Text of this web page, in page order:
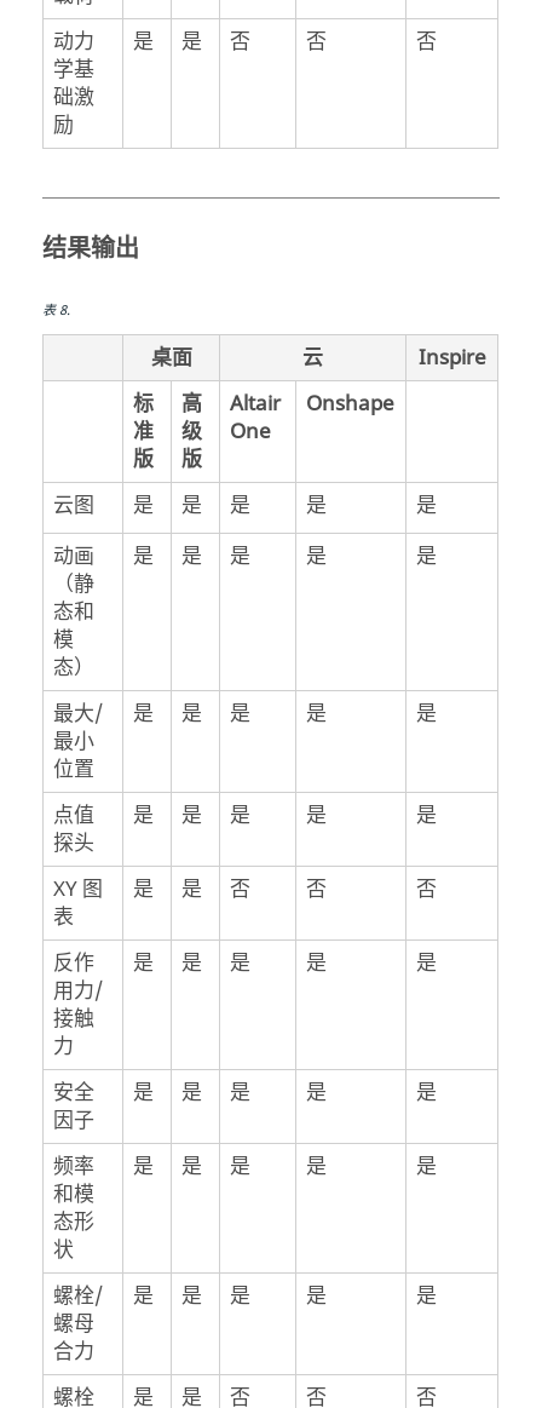
动力
学基
础激
励
是 是 否 否 否
结果输出
表8.
桌面 云
Inspire
标
准
版
高
级
版
Altair
One
Onshape
云图 是 是 是 是
是
动画
（静
态和
模
态）
是 是 是 是 是
最大/
最小
位置
是 是 是 是 是
点值
探头
是 是 是 是 是
XY 图
表
是 是 否 否 否
反作
用力/
接触
力
是 是 是 是 是
安全
因子
是 是 是 是 是
频率
和模
态形
状
是 是 是 是 是
螺栓/
螺母
合力
是 是 是 是 是
螺栓
是 是 否 否 否